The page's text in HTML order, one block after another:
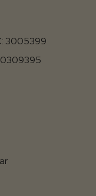
3005399